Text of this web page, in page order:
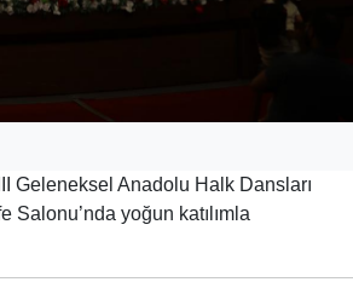
Geleneksel Anadolu Halk Dansları
Salonu’nda yoğun katılımla